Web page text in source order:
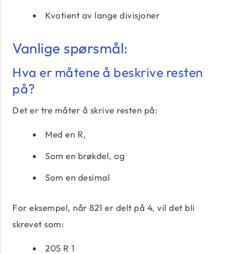
Kvotient av lange divisjoner
Vanlige spørsmål:
Hva er måtene å beskrive resten
på?
Det er tre måter å skrive resten på:
Med en R,
Som en brøkdel, og
Som en desimal
For eksempel, når 821 er delt på 4, vil det bli
skrevet som:
205 R 1